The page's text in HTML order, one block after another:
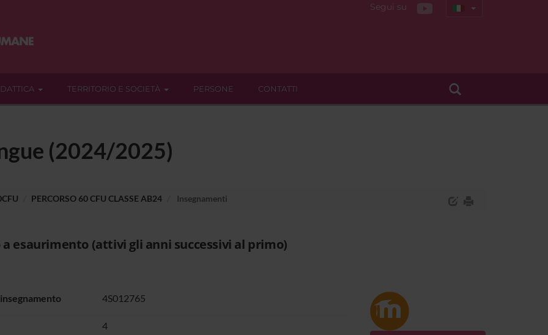
Segui su
TERRITORIO E SOCIETÀ PERSONE CONTATTI
(2024/2025)
PERCORSO 60 CFU CLASSE AB24 Insegnamenti
a esaurimento (attivi gli anni successivi al primo)
4S012765
4